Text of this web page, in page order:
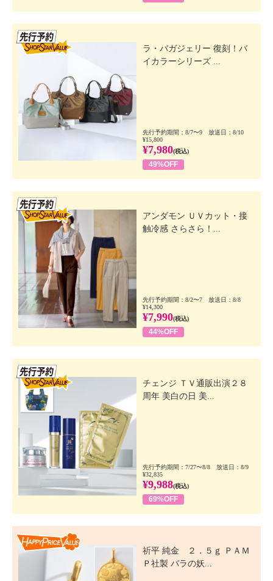
ラ・バガジェリー 復刻！バ
イカラーシリーズ ...
先行予約期間：8/7〜9 放送日：8/10
¥15,800
¥7,980(税込)
49%OFF
アンダモン ＵＶカット・接
触冷感 さらさら！...
先行予約期間：8/2〜7 放送日：8/8
¥14,300
¥7,990(税込)
44%OFF
チェンジ ＴＶ通販出演２８
周年 美白の日 美...
先行予約期間：7/27〜8/8 放送日：8/9
¥32,835
¥9,988(税込)
69%OFF
祈平 純金 ２．５ｇ ＰＡＭ
Ｐ社製 バラの妖...